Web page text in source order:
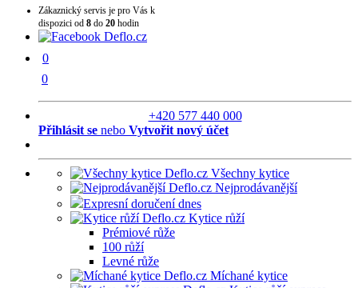
Zákaznický servis je pro Vás k
dispozici od 8 do 20 hodin
0
0
+420 577 440 000
Přihlásit se nebo Vytvořit nový účet
Všechny kytice
Nejprodávanější
Expresní doručení dnes
Kytice růží
Prémiové růže
100 růží
Levné růže
Míchané kytice